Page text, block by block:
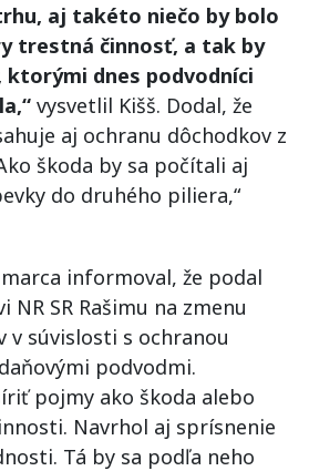
aj takéto niečo by bolo
trestná činnosť, a tak by
ktorými dnes podvodníci
vysvetlil Kišš. Dodal, že
aj ochranu dôchodkov z
škoda by sa počítali aj
do druhého piliera,“
informoval, že podal
SR Rašimu na zmenu
v súvislosti s ochranou
podvodmi.
pojmy ako škoda alebo
Navrhol aj sprísnenie
Tá by sa podľa neho